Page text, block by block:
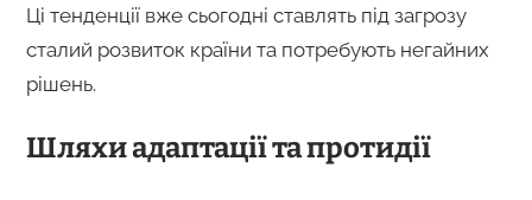
Ці тенденції вже сьогодні ставлять під загрозу
сталий розвиток країни та потребують негайних
рішень.
Шляхи адаптації та протидії